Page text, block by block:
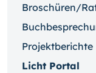
Broschüren/
Projektberichte
Licht Portal